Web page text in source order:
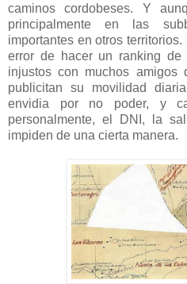
caminos cordobeses. Y
principalmente en las
importantes en otros
error de hacer un ranking de
injustos con muchos
publicitan su movilidad
envidia por no poder, y
personalmente, el DNI, la
impiden de una cierta manera.